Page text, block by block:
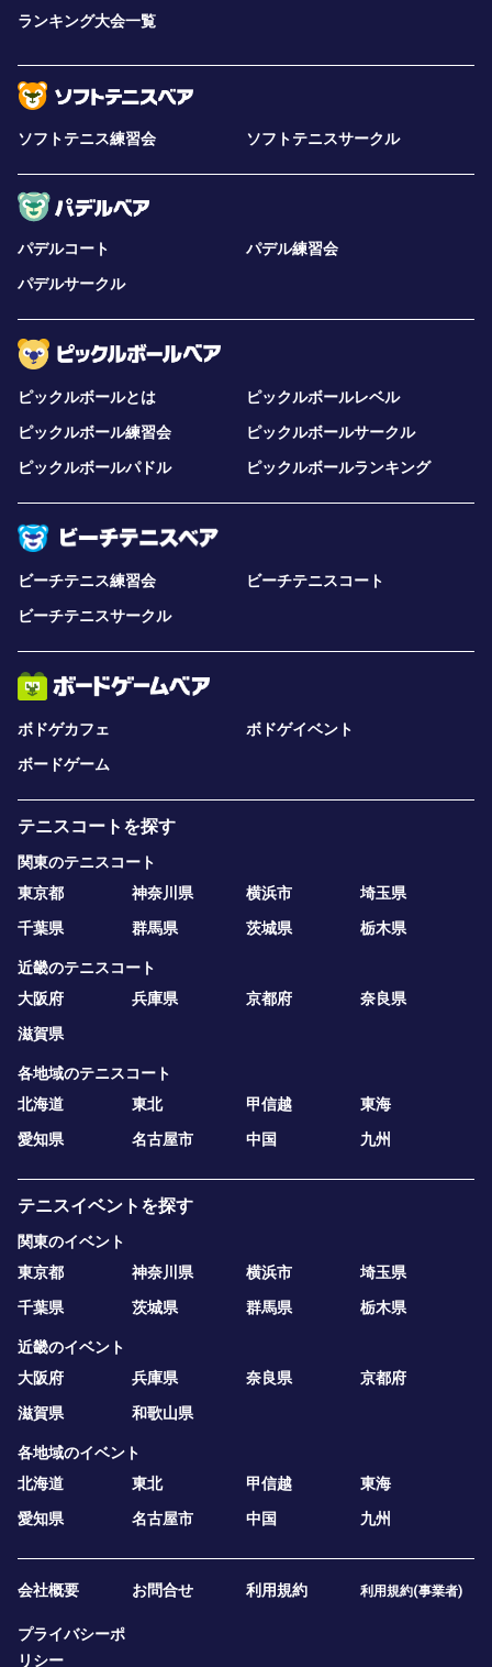
ランキング大会一覧
ソフトテニス練習会 ソフトテニスサークル
パデルコート
パデル練習会
パデルサークル
ピックルボールとは
ピックルボールレベル
ピックルボール練習会
ピックルボールサークル
ピックルボールパドル
ピックルボールランキング
ビーチテニス練習会
ビーチテニスコート
ビーチテニスサークル
ボドゲカフェ
ボドゲイベント
ボードゲーム
テニスコートを探す
関東のテニスコート
東京都
神奈川県 横浜市
埼玉県
千葉県
群馬県 茨城県 栃木県
近畿のテニスコート
大阪府
兵庫県 京都府
奈良県
滋賀県
各地域のテニスコート
北海道
東北 甲信越
東海
愛知県
名古屋市 中国 九州
テニスイベントを探す
関東のイベント
東京都
神奈川県 横浜市
埼玉県
千葉県
茨城県 群馬県 栃木県
近畿のイベント
大阪府
兵庫県 奈良県
京都府
滋賀県
和歌山県
各地域のイベント
北海道
東北 甲信越
東海
愛知県
名古屋市 中国 九州
会社概要 お問合せ 利用規約 利用規約(事業者)
プライバシーポ
リシー